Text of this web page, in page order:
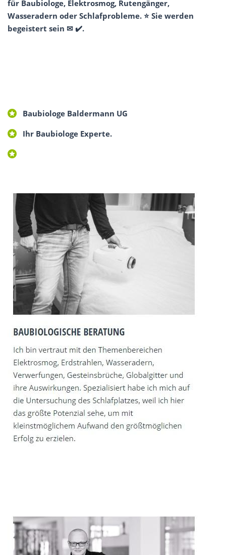
für Baubiologe, Elektrosmog, Rutengänger,
Wasseradern oder Schlafprobleme. ⭐ Sie werden
begeistert sein ✉ ✔️.
Baubiologe Baldermann UG
Ihr Baubiologe Experte.